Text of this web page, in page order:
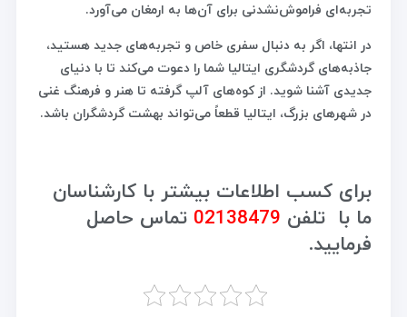
تجربه‌ای فراموش‌نشدنی برای آن‌ها به ارمغان می‌آورد.
در انتها، اگر به دنبال سفری خاص و تجربه‌های جدید هستید،
جاذبه‌های گردشگری ایتالیا شما را دعوت می‌کند تا با دنیای
جدیدی آشنا شوید. از کوه‌های آلپ گرفته تا هنر و فرهنگ غنی
در شهرهای بزرگ، ایتالیا قطعاً می‌تواند بهشت گردشگران باشد.
برای کسب اطلاعات بیشتر با کارشناسان
ما با تلفن 02138479 تماس حاصل
فرمایید.